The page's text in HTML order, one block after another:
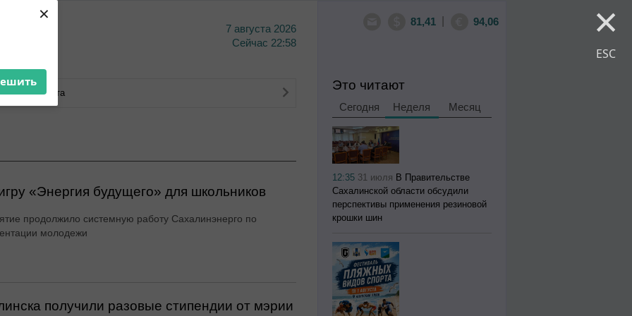
× ×
ESC
7 августа 2026
Сейчас 22:58
81,41 94,06
счета
«Энергия будущего» для школьников
продолжило системную работу Сахалинэнерго по
молодежи
получили разовые стипендии от мэрии
Это читают
Сегодня Неделя Месяц
12:35 31 июля В Правительстве
Сахалинской области обсудили
перспективы применения резиновой
крошки шин